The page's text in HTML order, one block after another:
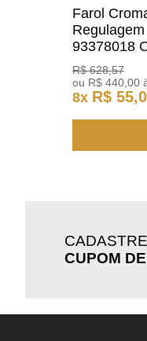
Farol
93378018
R$ 628,57
ou R$ 440 ,00
8x R$ 55,
CUPOM